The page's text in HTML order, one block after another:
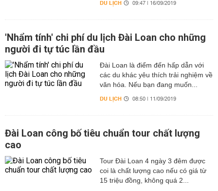
DU LỊCH 09:47 | 16/09/2019
'Nhẩm tính' chi phí du lịch Đài Loan cho những
người đi tự túc lần đầu
Đài Loan là điểm đến hấp dẫn với
các du khác yêu thích trải nghiệm về
văn hóa. Nếu bạn đang muốn...
DU LỊCH 08:50 | 11/09/2019
Đài Loan công bố tiêu chuẩn tour chất lượng
cao
Tour Đài Loan 4 ngày 3 đêm được
coi là chất lượng cao nếu có giá từ
15 triệu đồng, không quá 2...